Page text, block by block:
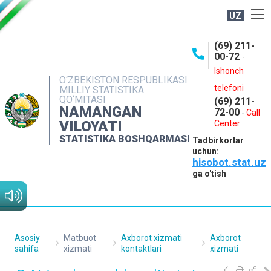
UZ
O‘ZBEKISTON RESPUBLIKASI
MILLIY STATISTIKA
QO‘MITASI
NAMANGAN
VILOYATI
STATISTIKA BOSHQARMASI
(69) 211-
00-72 -
Ishonch
telefoni
(69) 211-
72-00 - Call
Center
Tadbirkorlar
uchun:
hisobot.stat.uz
ga o'tish
NASHRLAR
INTERAKTIV XIZMATLAR
MATBUOT XIZMATI
MUROJAATLAR
Asosiy
sahifa
Matbuot
xizmati
Axborot xizmati
kontaktlari
Axborot
xizmati